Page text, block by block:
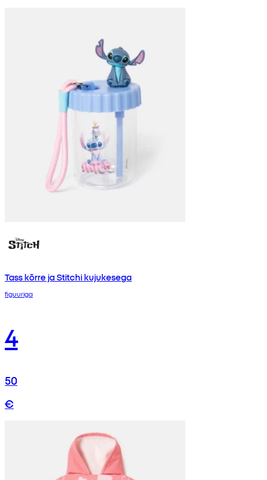
Tass kõrre ja Stitchi kujukesega
figuuriga
4
50
€